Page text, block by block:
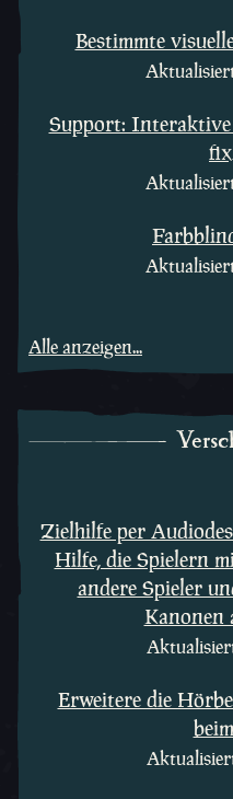
Bestimmte
Support:
Alle anzeigen...
Zielhilfe per
Hilfe, die Spielern
andere Spieler
Kanonen
Erweitere die